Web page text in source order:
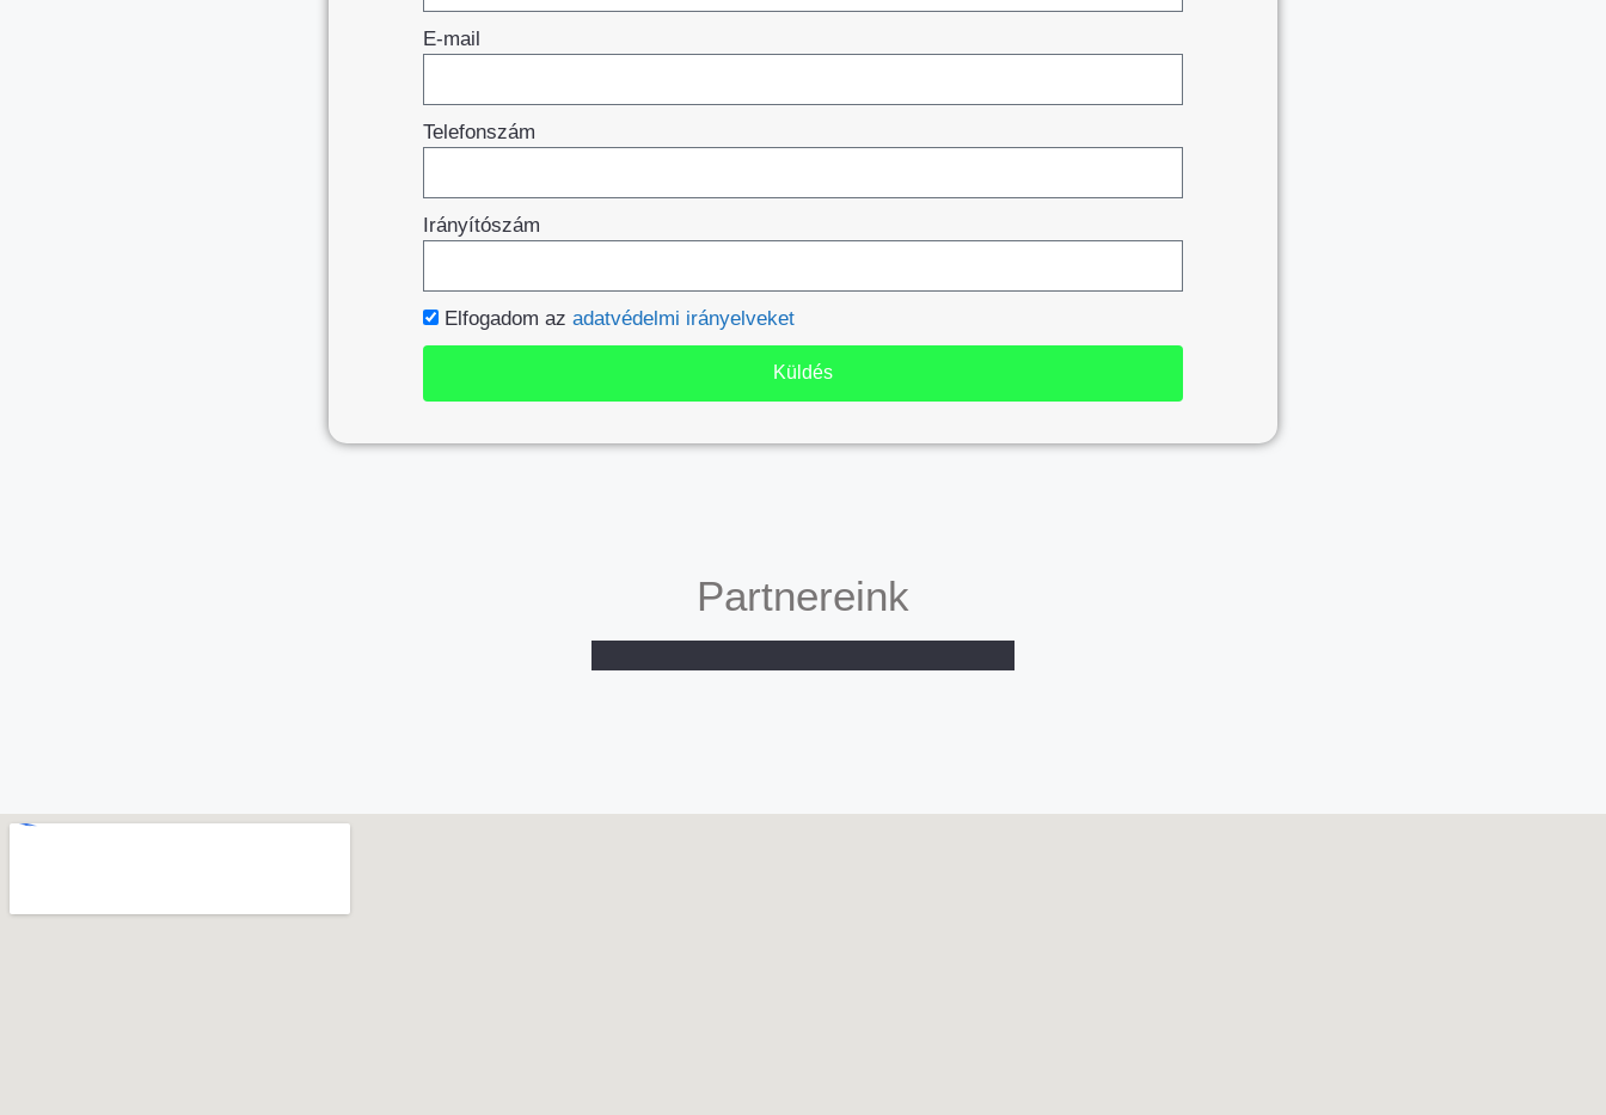
E-mail
Telefonszám
Irányítószám
Elfogadom azadatvédelmi irányelveket
Küldés
Partnereink